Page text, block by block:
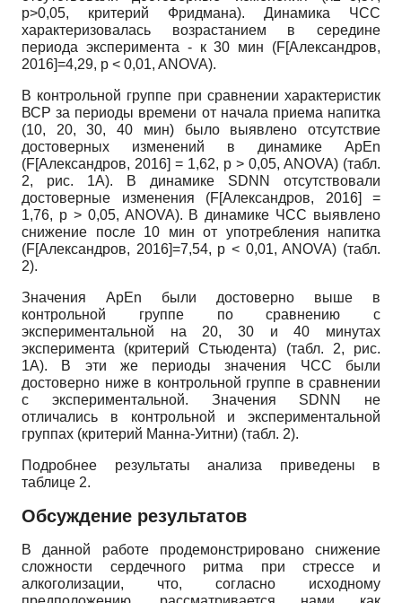
p>0,05, критерий Фридмана). Динамика ЧСС
характеризовалась возрастанием в середине
периода эксперимента - к 30 мин (F[Александров,
2016]=4,29, p < 0,01, ANOVA).
В контрольной группе при сравнении характеристик
ВСР за периоды времени от начала приема напитка
(10, 20, 30, 40 мин) было выявлено отсутствие
достоверных изменений в динамике ApEn
(F[Александров, 2016] = 1,62, p > 0,05, ANOVA) (табл.
2, рис. 1А). В динамике SDNN отсутствовали
достоверные изменения (F[Александров, 2016] =
1,76, p > 0,05, ANOVA). В динамике ЧСС выявлено
снижение после 10 мин от употребления напитка
(F[Александров, 2016]=7,54, p < 0,01, ANOVA) (табл.
2).
Значения ApEn были достоверно выше в
контрольной группе по сравнению с
экспериментальной на 20, 30 и 40 минутах
эксперимента (критерий Стьюдента) (табл. 2, рис.
1А). В эти же периоды значения ЧСС были
достоверно ниже в контрольной группе в сравнении
с экспериментальной. Значения SDNN не
отличались в контрольной и экспериментальной
группах (критерий Манна-Уитни) (табл. 2).
Подробнее результаты анализа приведены в
таблице 2.
Обсуждение результатов
В данной работе продемонстрировано снижение
сложности сердечного ритма при стрессе и
алкоголизации, что, согласно исходному